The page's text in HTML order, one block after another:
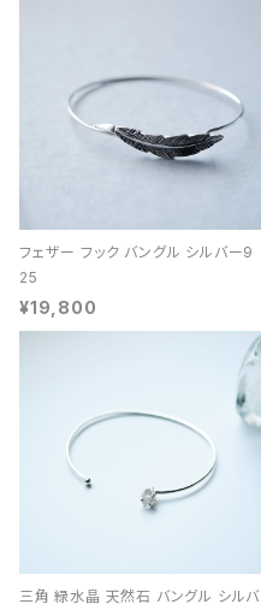
フェザー フック バングル シルバー9
25
¥19,800
三角 緑水晶 天然石 バングル シルバ